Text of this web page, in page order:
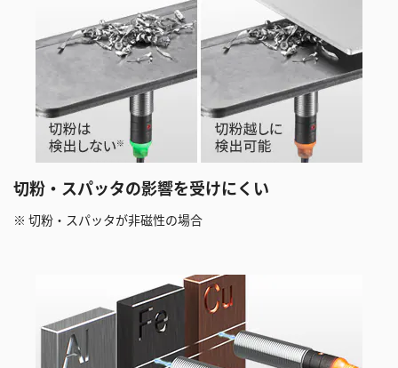
切粉・スパッタの影響を受けにくい
※ 切粉・スパッタが非磁性の場合